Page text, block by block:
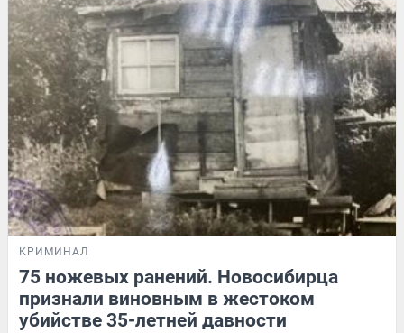
КРИМИНАЛ
75 ножевых ранений. Новосибирца
признали виновным в жестоком
убийстве 35-летней давности